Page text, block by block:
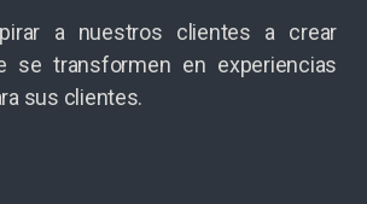
a nuestros clientes a crear
se transformen en experiencias
sus clientes.